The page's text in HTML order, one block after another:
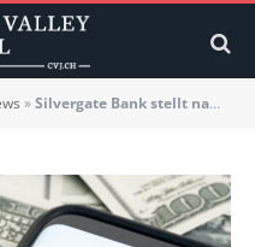
»Silvergate Bank stellt nach FTX-Kollaps den Geschäftsbetrieb ein